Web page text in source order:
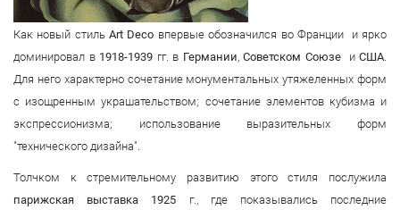
Как новый стильArt Deco впервые обозначился во Франции и ярко
доминировал в 1918-1939 гг. в Германии, Советском Союзеи США.
Для него характерно сочетание монументальных утяжеленных форм
с изощренным украшательством; сочетание элементов кубизма и
экспрессионизма; использование выразительных форм
"технического дизайна".
Толчком к стремительному развитию этого стиля послужила
парижская выставка 1925 г., где показывались последние